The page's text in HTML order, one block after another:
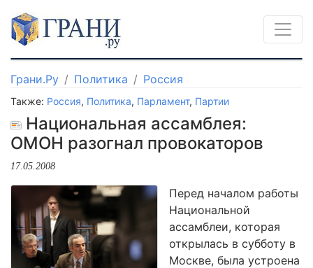
Грани.Ру Политика Россия
Также: Россия, Политика, Парламент, Партии
Национальная ассамблея:
ОМОН разогнал провокаторов
17.05.2008
Перед началом работы
Национальной
ассамблеи, которая
открылась в субботу в
Москве, была устроена